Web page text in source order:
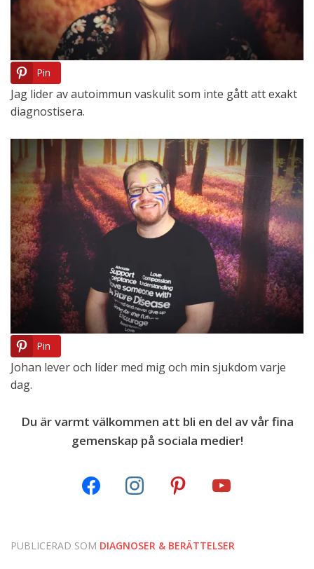
Pin
Jag lider av autoimmun vaskulit som inte gått att exakt
diagnostisera.
Pin
Johan lever och lider med mig och min sjukdom varje
dag.
Du är varmt välkommen att bli en del av vår fina
gemenskap på sociala medier!
PUBLICERAD SOM DIAGNOSER & BERÄTTELSER